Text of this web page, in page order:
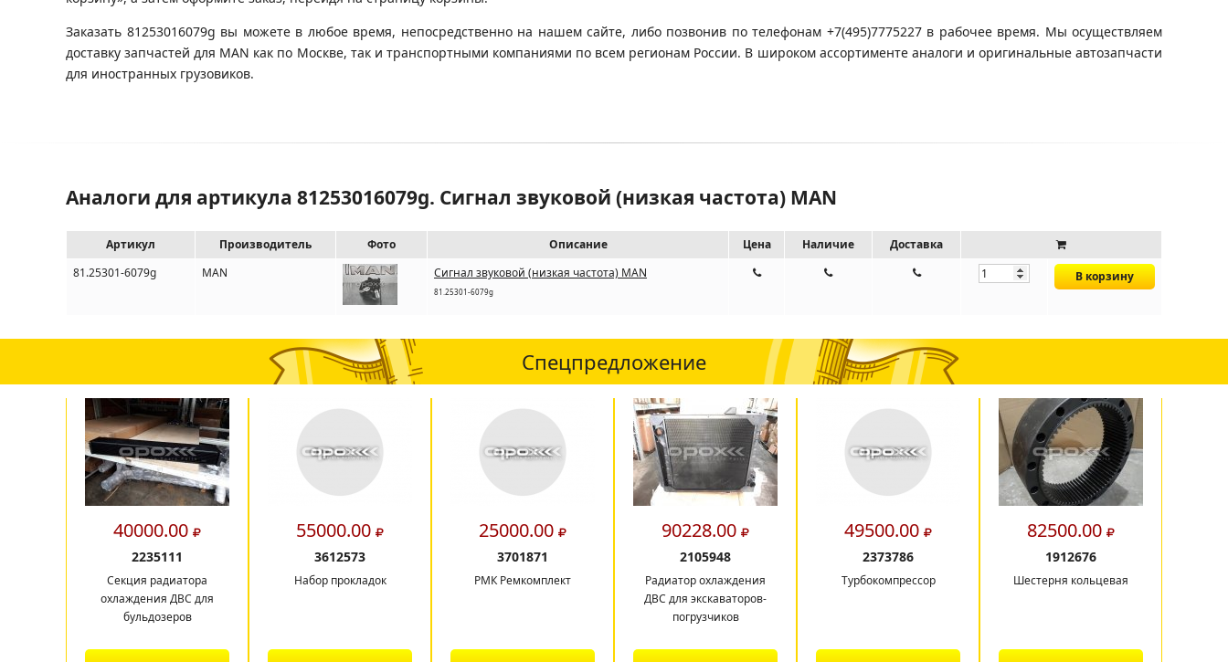
Заказать 81253016079g вы можете в любое время, непосредственно на нашем сайте, либо позвонив по телефонам +7(495)7775227 в рабочее время. Мы осуществляем
доставку запчастей для MAN как по Москве, так и транспортными компаниями по всем регионам России. В широком ассортименте аналоги и оригинальные автозапчасти
для иностранных грузовиков.
Аналоги для артикула 81253016079g. Сигнал звуковой (низкая частота) MAN
Артикул Производитель Фото Описание Цена Наличие
Доставка
81.25301-6079g
MAN Сигнал звуковой (низкая частота) MAN
81.25301-6079g
В корзину
Спецпредложение
40000.00
2235111
Секция радиатора
охлаждения ДВС для
бульдозеров
55000.00
3612573
Набор прокладок
25000.00
3701871
РМК Ремкомплект
90228.00
2105948
Радиатор охлаждения
ДВС для экскаваторов-
погрузчиков
49500.00
2373786
Турбокомпрессор
82500.00
1912676
Шестерня кольцевая